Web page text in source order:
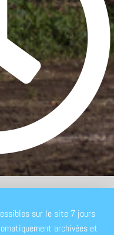
sur le site 7 jours
archivées et